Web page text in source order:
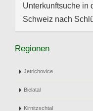
Unterkunftsuche in
Schweiz nach
Regionen
Jetrichovice
Bielatal
Kirnitzschtal